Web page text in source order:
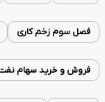
فصل سوم زخم کاری
فروش و خرید سهام